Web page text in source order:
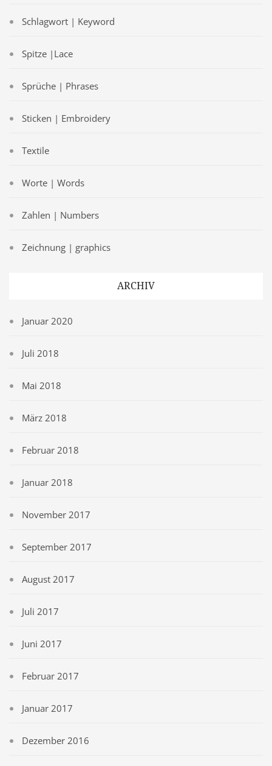
Schlagwort | Keyword
Spitze |Lace
Sprüche | Phrases
Sticken | Embroidery
Textile
Worte | Words
Zahlen | Numbers
Zeichnung | graphics
ARCHIV
Januar 2020
Juli 2018
Mai 2018
März 2018
Februar 2018
Januar 2018
November 2017
September 2017
August 2017
Juli 2017
Juni 2017
Februar 2017
Januar 2017
Dezember 2016